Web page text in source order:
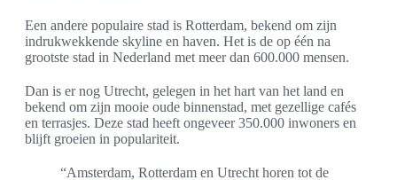
Een andere populaire stad is Rotterdam, bekend om zijn
indrukwekkende skyline en haven. Het is de op één na
grootste stad in Nederland met meer dan 600.000 mensen.
Dan is er nog Utrecht, gelegen in het hart van het land en
bekend om zijn mooie oude binnenstad, met gezellige cafés
en terrasjes. Deze stad heeft ongeveer 350.000 inwoners en
blijft groeien in populariteit.
“Amsterdam, Rotterdam en Utrecht horen tot de